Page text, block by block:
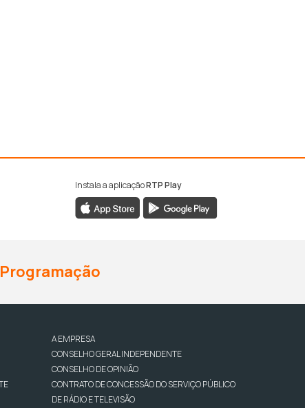
Instala a aplicaçãoRTP Play
Programação
A EMPRESA
CONSELHO GERAL INDEPENDENTE
CONSELHO DE OPINIÃO
CONTRATO DE CONCESSÃO DO SERVIÇO PÚBLICO
DE RÁDIO E TELEVISÃO